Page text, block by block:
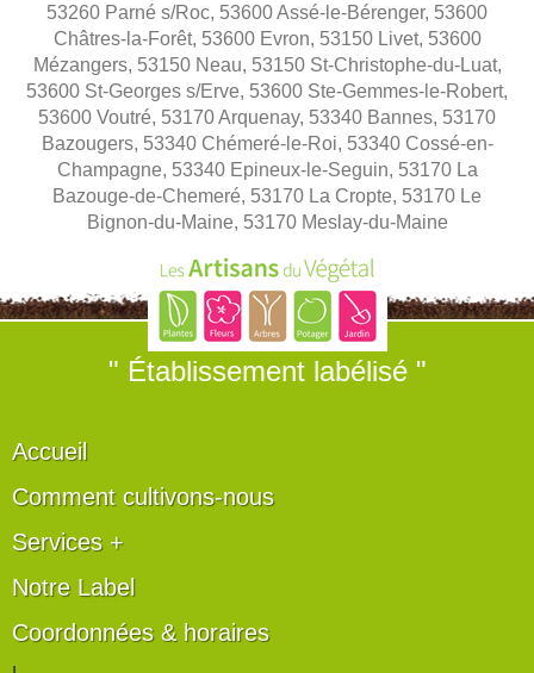
53260 Parné s/Roc, 53600 Assé-le-Bérenger, 53600
Châtres-la-Forêt, 53600 Evron, 53150 Livet, 53600
Mézangers, 53150 Neau, 53150 St-Christophe-du-Luat,
53600 St-Georges s/Erve, 53600 Ste-Gemmes-le-Robert,
53600 Voutré, 53170 Arquenay, 53340 Bannes, 53170
Bazougers, 53340 Chémeré-le-Roi, 53340 Cossé-en-
Champagne, 53340 Epineux-le-Seguin, 53170 La
Bazouge-de-Chemeré, 53170 La Cropte, 53170 Le
Bignon-du-Maine, 53170 Meslay-du-Maine
" Établissement labélisé "
Accueil
Comment cultivons-nous
Services +
Notre Label
Coordonnées & horaires